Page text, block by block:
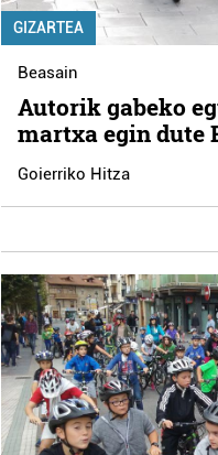
GIZARTEA
Beasain
Autorik gabeko
martxa egin dute
Goierriko Hitza